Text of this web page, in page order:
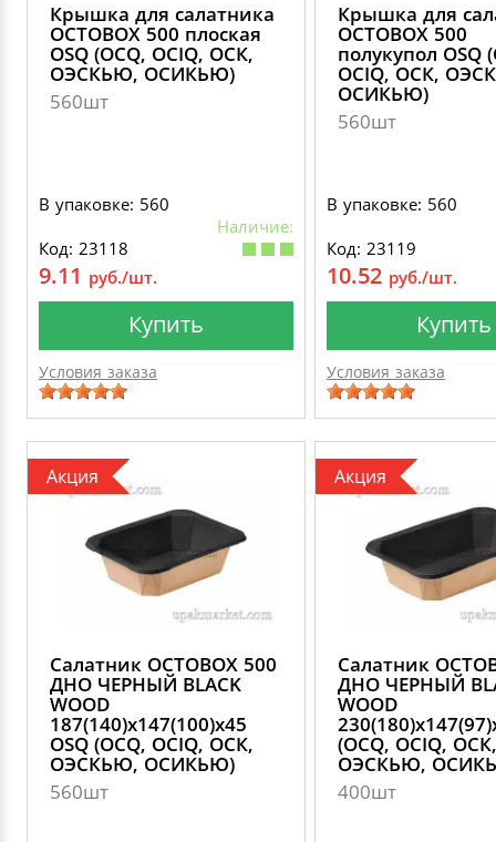
Крышка для салатника
OCTOBOX 500 плоская
OSQ (OCQ, OCIQ, ОСК,
ОЭСКЬЮ, ОСИКЬЮ)
560шт
В упаковке: 560
Наличие:
Код: 23118
9.11 руб./шт.
Купить
Условия заказа
Крышка для
OCTOBOX 500
полукупол OSQ
OCIQ, ОСК,
ОСИКЬЮ)
560шт
В упаковке: 560
Код: 23119
10.52 руб./шт.
Купить
Условия заказа
Акция
Салатник OCTOBOX 500
ДНО ЧЕРНЫЙ BLACK
WOOD
187(140)х147(100)х45
OSQ (OCQ, OCIQ, ОСК,
ОЭСКЬЮ, ОСИКЬЮ)
560шт
Акция
Салатник
ДНО ЧЕРНЫЙ
WOOD
(OCQ, OCIQ, ОСК,
ОЭСКЬЮ,
400шт